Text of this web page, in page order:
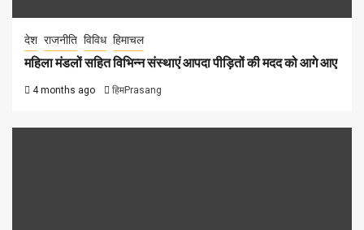
देश राजनीति विविध हिमाचल
महिला मंडलों सहित विभिन्न संस्थाएं आपदा पीड़ितों की मदद को आगे आए
4 months ago हिमPrasang